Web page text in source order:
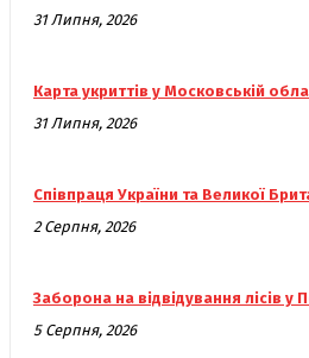
31 Липня, 2026
Карта укриттів у Московській
31 Липня, 2026
Співпраця України та Великої
2 Серпня, 2026
Заборона на відвідування лісів
5 Серпня, 2026